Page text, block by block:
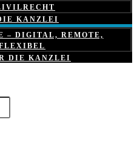
KANZLEI
– DIGITAL, REMOTE,
DIE KANZLEI